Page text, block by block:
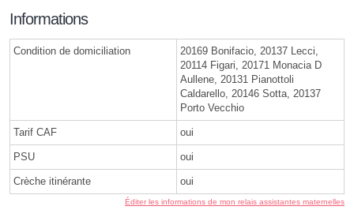
Informations
Condition de domiciliation
20169 Bonifacio, 20137 Lecci,
20114 Figari, 20171 Monacia D
Aullene, 20131 Pianottoli
Caldarello, 20146 Sotta, 20137
Porto Vecchio
Tarif CAF oui
PSU oui
Crèche itinérante oui
Éditer les informations de mon relais assistantes maternelles